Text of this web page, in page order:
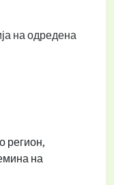
на одредена
регион,
на